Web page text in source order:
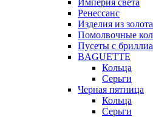
Империя света
Ренессанс
Изделия из золота
Помолвочные
Пусеты с
BAGUETTE
Кольца
Серьги
Черная пятница
Кольца
Серьги